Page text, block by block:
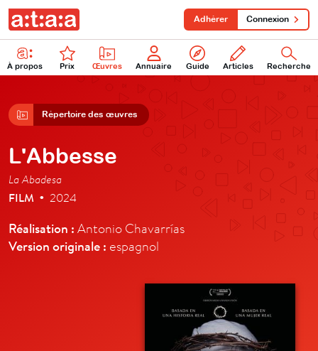
À propos Prix Œuvres Annuaire Guide Articles Recherche
Adhérer Connexion
Répertoire des œuvres
L'Abbesse
La Abadesa
FILM • 2024
Réalisation : Antonio Chavarrías
Version originale : espagnol